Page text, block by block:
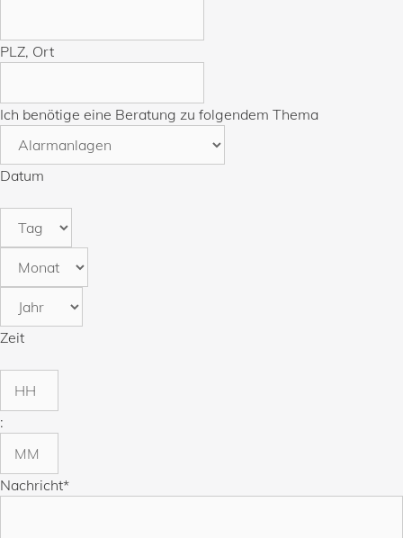
PLZ, Ort
Ich benötige eine Beratung zu folgendem Thema
Datum
Zeit
:
Nachricht*